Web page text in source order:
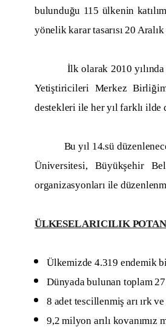
bulunduğu 115 ülkenin
yönelik karar tasarısı 20
İlk olarak 2010 yılında
Yetiştiricileri Merkez
destekleri ile her yıl farklı ilde
Bu yıl 14.sü düzenlenecek
Üniversitesi, Büyükşehir
organizasyonları ile
ÜLKESEL ARICILIK
Ülkemizde 4.319 endemik
Dünyada bulunan toplam 27
8 adet tescillenmiş arı ırk
9,2 milyon arılı kovanımız